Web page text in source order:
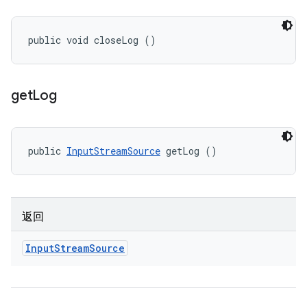
public void closeLog ()
getLog
public InputStreamSource getLog ()
返回
InputStreamSource